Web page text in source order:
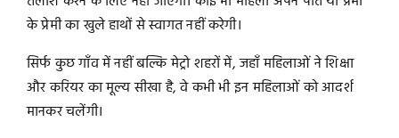
के प्रेमी का खुले हाथों से स्वागत नहीं करेगी।
सिर्फ कुछ गाँव में नहीं बल्कि मेट्रो शहरों में, जहाँ महिलाओं ने शिक्षा
और करियर का मूल्य सीखा है, वे कभी भी इन महिलाओं को आदर्श
मानकर चलेंगी।